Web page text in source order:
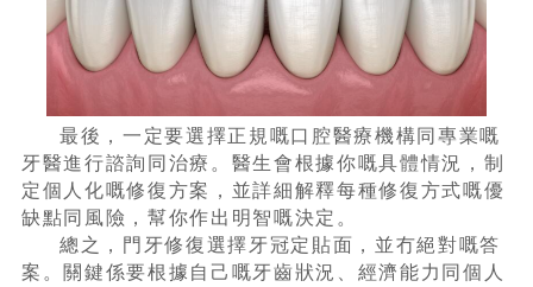
最後，一定要選擇正規嘅口腔醫療機構同專業嘅
牙醫進行諮詢同治療。醫生會根據你嘅具體情況，制
定個人化嘅修復方案，並詳細解釋每種修復方式嘅優
缺點同風險，幫你作出明智嘅決定。
總之，門牙修復選擇牙冠定貼面，並冇絕對嘅答
案。關鍵係要根據自己嘅牙齒狀況、經濟能力同個人